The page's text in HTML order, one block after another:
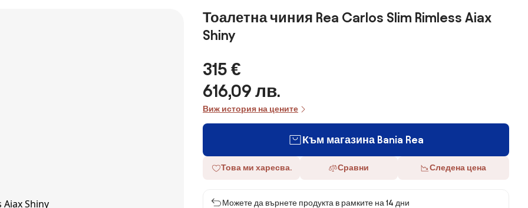
Тоалетна чиния Rea Carlos Slim Rimless Aiax
Shiny
315 €
616,09 лв.
Виж история на цените
Към магазина Bania Rea
Това ми харесва. Сравни Следена цена
Можете да върнете продукта в рамките на 14 дни